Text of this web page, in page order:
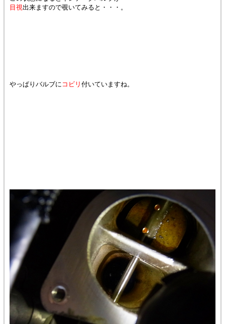
目視出来ますので覗いてみると・・・。
やっぱりバルブに コビリ 付いていますね。